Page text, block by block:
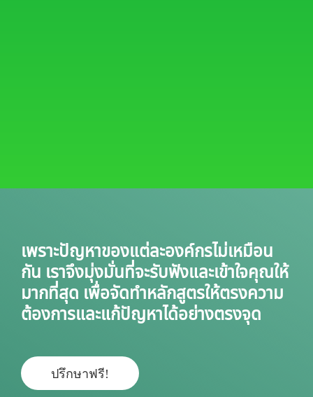
เพราะปัญหาของแต่ละองค์กรไม่เหมือน
กัน เราจึงมุ่งมั่นที่จะรับฟังและเข้าใจคุณให้
มากที่สุด เพื่อจัดทำหลักสูตรให้ตรงความ
ต้องการและแก้ปัญหาได้อย่างตรงจุด
ปรึกษาฟรี!